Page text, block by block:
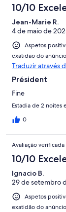
10/10
Jean-Marie R.
4 de maio de
Aspetos
exatidão do anúncio
Traduzir através
Président
Fine
Estadia de 2 noites
0
Avaliação verificada
10/10
Ignacio B.
29 de setembro
Aspetos
exatidão do anúncio